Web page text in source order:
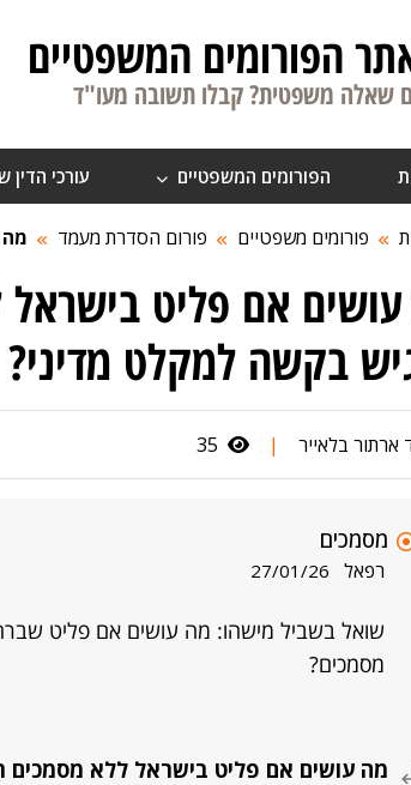
הפורומים המשפטיים
שאלה משפטית? קבלו תשובה מעו"ד
הפורומים המשפטיים עורכי הדין
פורומים משפטיים פורום הסדרת מעמד מה
אם פליט
בקשה למקלט מדיני?
ארתור בלאייר |
35
מסמכים
רפאל 27/01/26
שואל בשביל מישהו: מה עושים אם פליט
מסמכים?
מה עושים אם פליט בישראל ללא מסמכים